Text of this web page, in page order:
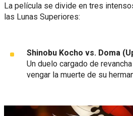
La película se divide en tres
las Lunas Superiores:
Shinobu Kocho vs. Doma
Un duelo cargado de
vengar la muerte de su